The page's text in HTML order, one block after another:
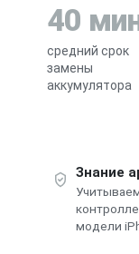
40
средний срок
замены
аккумулятора
Знание
модели